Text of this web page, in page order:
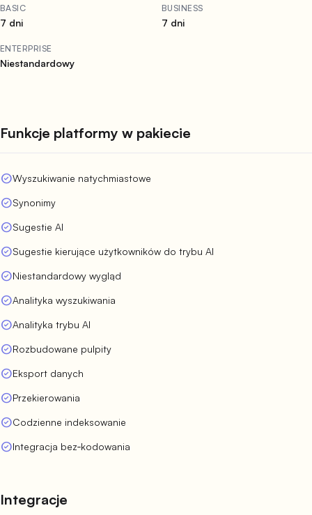
BASIC
7 dni
BUSINESS
7 dni
ENTERPRISE
Niestandardowy
Funkcje platformy w pakiecie
check_circleWyszukiwanie natychmiastowe
check_circleSynonimy
check_circleSugestie AI
check_circleSugestie kierujące użytkowników do trybu AI
check_circleNiestandardowy wygląd
check_circleAnalityka wyszukiwania
check_circleAnalityka trybu AI
check_circleRozbudowane pulpity
check_circleEksport danych
check_circlePrzekierowania
check_circleCodzienne indeksowanie
check_circleIntegracja bez‑kodowania
Integracje